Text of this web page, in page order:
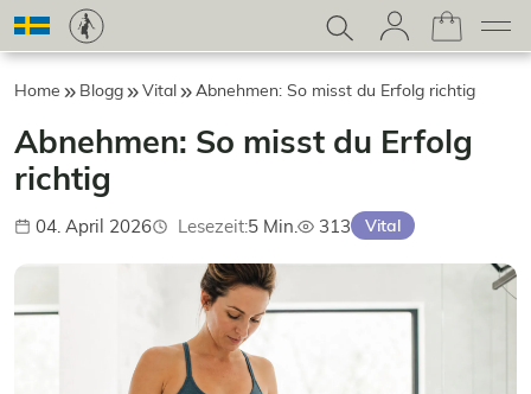
Home Blogg Vital Abnehmen: So misst du Erfolg richtig
Abnehmen: So misst du Erfolg
richtig
Publicerad:
04. April 2026 Lesezeit:5 Min.Aufrufe:
313 Vital